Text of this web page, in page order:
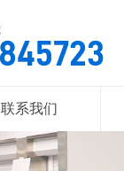
联系我们